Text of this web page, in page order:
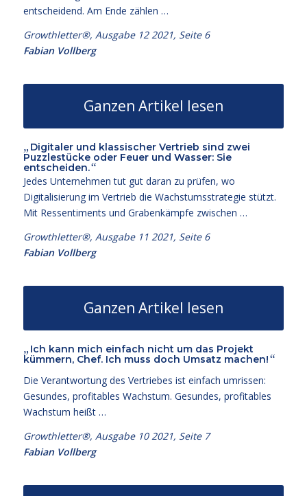
entscheidend. Am Ende zählen …
Growthletter®, Ausgabe 12 2021, Seite 6
Fabian Vollberg
Ganzen Artikel lesen
„ Digitaler und klassischer Vertrieb sind zwei
Puzzlestücke oder Feuer und Wasser: Sie
entscheiden.“
Jedes Unternehmen tut gut daran zu prüfen, wo
Digitalisierung im Vertrieb die Wachstumsstrategie stützt.
Mit Ressentiments und Grabenkämpfe zwischen …
Growthletter®, Ausgabe 11 2021, Seite 6
Fabian Vollberg
Ganzen Artikel lesen
„ Ich kann mich einfach nicht um das Projekt
kümmern, Chef. Ich muss doch Umsatz machen!“
Die Verantwortung des Vertriebes ist einfach umrissen:
Gesundes, profitables Wachstum. Gesundes, profitables
Wachstum heißt …
Growthletter®, Ausgabe 10 2021, Seite 7
Fabian Vollberg